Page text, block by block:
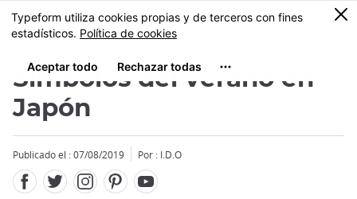
Tamaño
MENU
0
Símbolos del verano en
Japón
Publicado el : 07/08/2019 Por : I.D.O
Close
Close